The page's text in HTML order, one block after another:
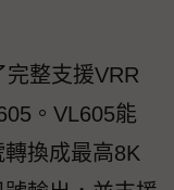
整支援VRR
。VL605能
換成最高8K